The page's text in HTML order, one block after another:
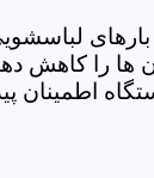
ها را کاهش
اطمینان